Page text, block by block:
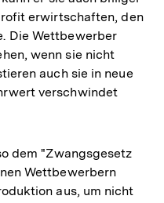
erwirtschaften, den
Die Wettbewerber
wenn sie nicht
auch sie in neue
verschwindet
dem "Zwangsgesetz
Wettbewerbern
aus, um nicht